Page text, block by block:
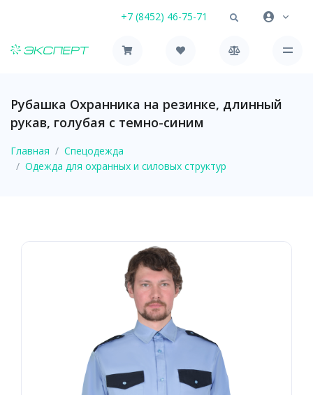
+7 (8452) 46-75-71
Рубашка Охранника на резинке, длинный
рукав, голубая с темно-синим
Главная
Спецодежда
Одежда для охранных и силовых структур